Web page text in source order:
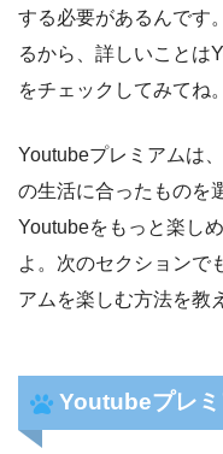
する必要があるんです
るから、詳しいことは
をチェックしてみてね。
Youtubeプレミアムは
の生活に合ったものを
Youtubeをもっと楽し
よ。次のセクションで
アムを楽しむ方法を教
Youtubeプレ